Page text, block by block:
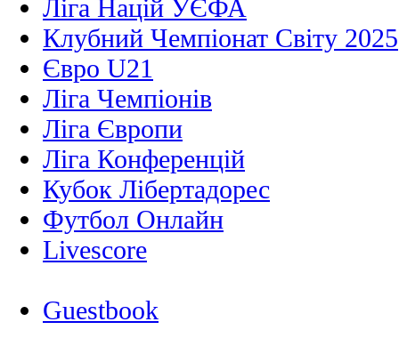
Ліга Націй УЄФА
Клубний Чемпіонат Світу 2025
Євро U21
Ліга Чемпіонів
Ліга Європи
Ліга Конференцій
Кубок Лібертадорес
Футбол Онлайн
Livescore
Guestbook